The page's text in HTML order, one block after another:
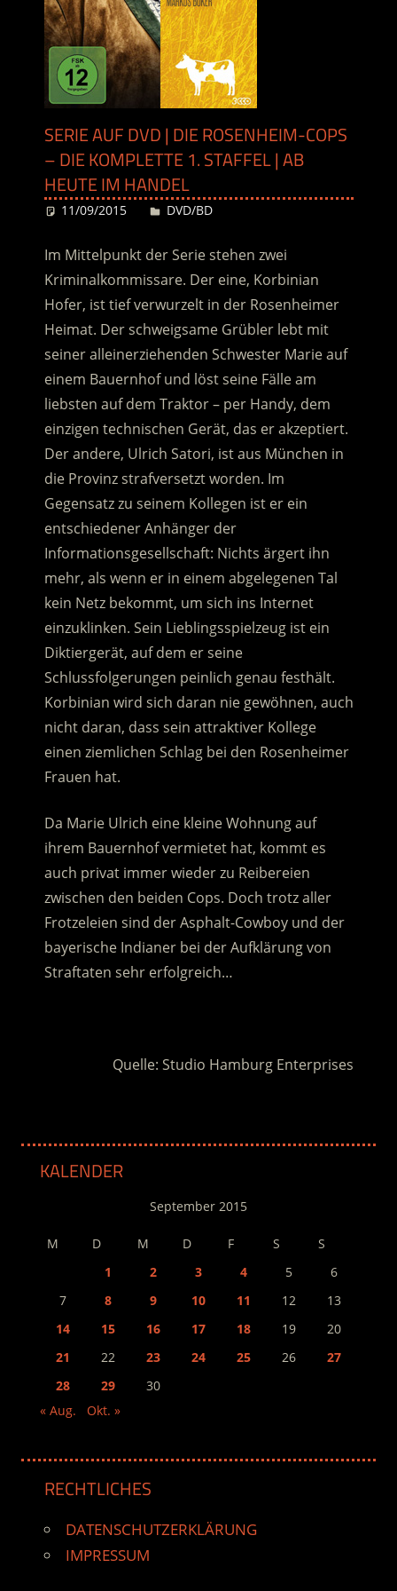
SERIE AUF DVD | DIE ROSENHEIM-COPS
– DIE KOMPLETTE 1. STAFFEL | AB
HEUTE IM HANDEL
11/09/2015 Desiree
DVD/BD
Im Mittelpunkt der Serie stehen zwei
Kriminalkommissare. Der eine, Korbinian
Hofer, ist tief verwurzelt in der Rosenheimer
Heimat. Der schweigsame Grübler lebt mit
seiner alleinerziehenden Schwester Marie auf
einem Bauernhof und löst seine Fälle am
liebsten auf dem Traktor – per Handy, dem
einzigen technischen Gerät, das er akzeptiert.
Der andere, Ulrich Satori, ist aus München in
die Provinz strafversetzt worden. Im
Gegensatz zu seinem Kollegen ist er ein
entschiedener Anhänger der
Informationsgesellschaft: Nichts ärgert ihn
mehr, als wenn er in einem abgelegenen Tal
kein Netz bekommt, um sich ins Internet
einzuklinken. Sein Lieblingsspielzeug ist ein
Diktiergerät, auf dem er seine
Schlussfolgerungen peinlich genau festhält.
Korbinian wird sich daran nie gewöhnen, auch
nicht daran, dass sein attraktiver Kollege
einen ziemlichen Schlag bei den Rosenheimer
Frauen hat.
Da Marie Ulrich eine kleine Wohnung auf
ihrem Bauernhof vermietet hat, kommt es
auch privat immer wieder zu Reibereien
zwischen den beiden Cops. Doch trotz aller
Frotzeleien sind der Asphalt-Cowboy und der
bayerische Indianer bei der Aufklärung von
Straftaten sehr erfolgreich…
Quelle: Studio Hamburg Enterprises
KALENDER
September 2015
M D M D F S
S
1
2 3 4 5
6
7
8 9 10 11 12
13
14
15 16 17 18 19
20
21
22 23 24 25 26
27
28
29
30
« Aug.
Okt. »
RECHTLICHES
DATENSCHUTZERKLÄRUNG
IMPRESSUM